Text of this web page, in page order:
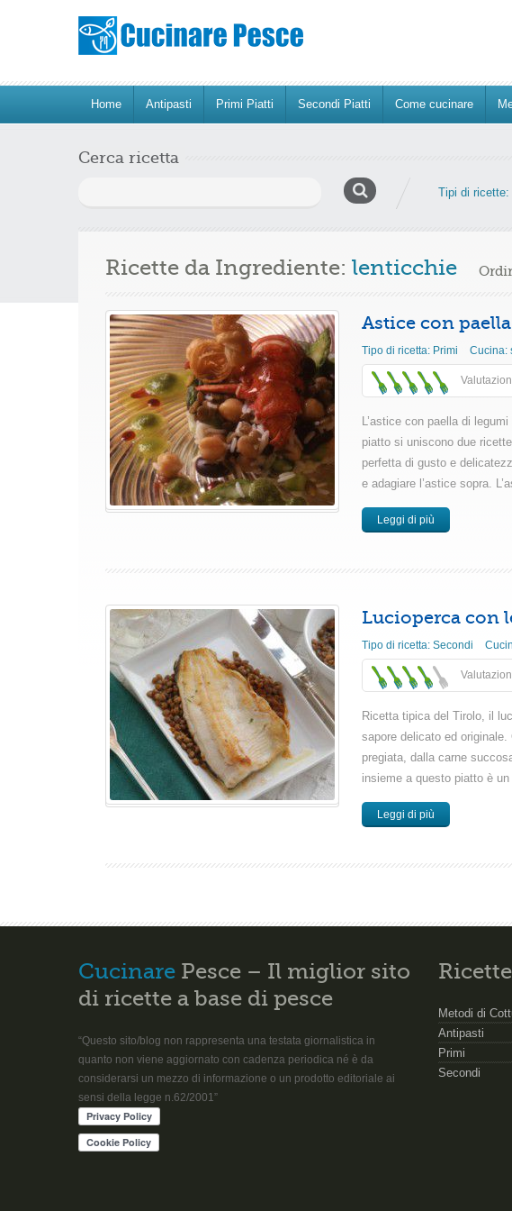
Home Antipasti Primi Piatti Secondi Piatti Come cucinare
Cerca ricetta
Tipi di ricette:
Ricette da Ingrediente: lenticchie
Astice con
Tipo di ricetta: Primi Cucina:
L’astice con paella di
piatto si uniscono due
perfetta di gusto e
e adagiare l’astice sopra.
Leggi di più
Lucioperca con
Tipo di ricetta: Secondi
Ricetta tipica del Tirolo, il
sapore delicato ed
pregiata, dalla carne
insieme a questo piatto è
Leggi di più
Cucinare Pesce – Il miglior sito
di ricette a base di pesce
“Questo sito/blog non rappresenta una testata giornalistica in
quanto non viene aggiornato con cadenza periodica né è da
considerarsi un mezzo di informazione o un prodotto editoriale ai
sensi della legge n.62/2001”
Ricette
Metodi di
Antipasti
Primi
Secondi